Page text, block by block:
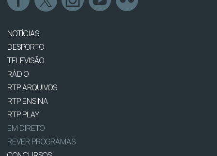
NOTÍCIAS
DESPORTO
TELEVISÃO
RÁDIO
RTP ARQUIVOS
RTP ENSINA
RTP PLAY
EM DIRETO
REVER PROGRAMAS